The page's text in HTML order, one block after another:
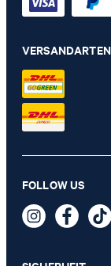
23,99 €
inkl. MwSt
VERSANDARTEN
FOLLOW US